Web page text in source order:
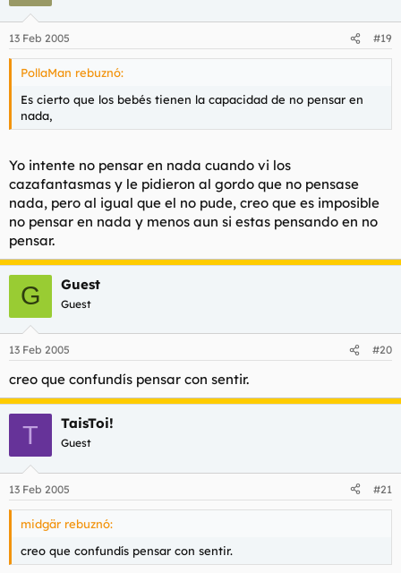
13 Feb 2005 #19
PollaMan rebuznó:
Es cierto que los bebés tienen la capacidad de no pensar en
nada,
Yo intente no pensar en nada cuando vi los
cazafantasmas y le pidieron al gordo que no pensase
nada, pero al igual que el no pude, creo que es imposible
no pensar en nada y menos aun si estas pensando en no
pensar.
G Guest
Guest
13 Feb 2005 #20
creo que confundís pensar con sentir.
T TaisToi!
Guest
13 Feb 2005 #21
midgär rebuznó:
creo que confundís pensar con sentir.